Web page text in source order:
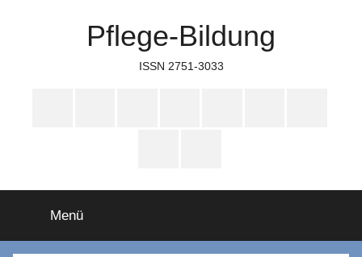
Pflege-Bildung
ISSN 2751-3033
Menü